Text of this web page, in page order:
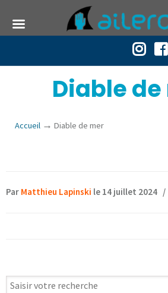
Diable
Accueil → Diable de mer
Par Matthieu Lapinski le 14 juillet 2024 /